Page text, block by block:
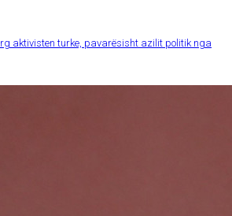
aktivisten turke, pavarësisht azilit politik nga